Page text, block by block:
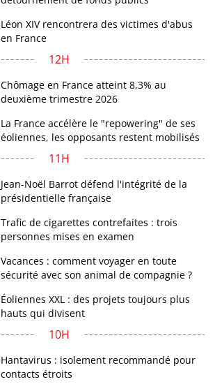
Léon XIV rencontrera des victimes d'abus
en France
12H
Chômage en France atteint 8,3% au
deuxième trimestre 2026
La France accélère le "repowering" de ses
éoliennes, les opposants restent mobilisés
11H
Jean-Noël Barrot défend l'intégrité de la
présidentielle française
Trafic de cigarettes contrefaites : trois
personnes mises en examen
Vacances : comment voyager en toute
sécurité avec son animal de compagnie ?
Éoliennes XXL : des projets toujours plus
hauts qui divisent
10H
Hantavirus : isolement recommandé pour
contacts étroits